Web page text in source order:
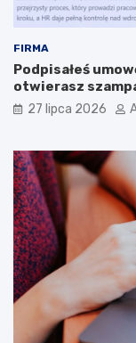
FIRMA
Podpisałeś
otwierasz
27 lipca 2026